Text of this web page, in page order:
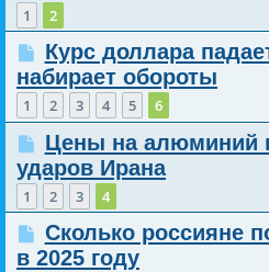
1 2
Курс доллара
набирает обороты
1 2 3 4 5 6
Цены на алюминий
ударов Ирана
1 2 3 4
Сколько россияне
в 2025 году